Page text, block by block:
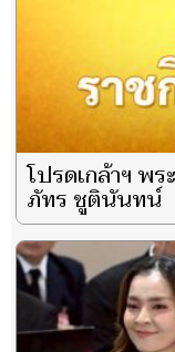
โปรดเกล้าฯ พ
ภัทร ชูตินันทน์